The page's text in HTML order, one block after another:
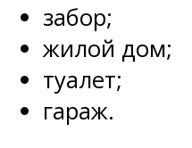
забор;
жилой дом;
туалет;
гараж.